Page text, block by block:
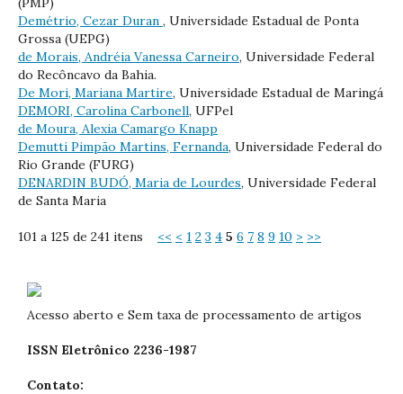
Demétrio, Cezar Duran , Universidade Estadual de Ponta
Grossa (UEPG)
de Morais, Andréia Vanessa Carneiro, Universidade Federal
do Recôncavo da Bahia.
De Mori, Mariana Martire, Universidade Estadual de Maringá
DEMORI, Carolina Carbonell, UFPel
de Moura, Alexia Camargo Knapp
Demutti Pimpão Martins, Fernanda, Universidade Federal do
Rio Grande (FURG)
DENARDIN BUDÓ, Maria de Lourdes, Universidade Federal
de Santa Maria
101 a 125 de 241 itens << < 1 2 3 4 5 6 7 8 9 10 > >>
Acesso aberto e Sem taxa de processamento de artigos
ISSN Eletrônico 2236-1987
Contato: